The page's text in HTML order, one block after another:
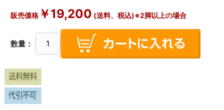
販売価格￥19,200 (送料、税込)※2脚以上の場合
数量：